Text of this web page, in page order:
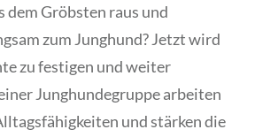
dem Gröbsten raus und
zum Junghund? Jetzt wird
zu festigen und weiter
Junghundegruppe arbeiten
und stärken die